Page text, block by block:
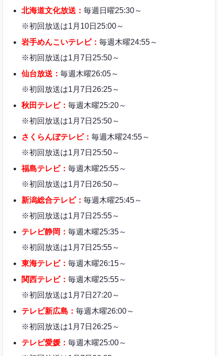
北海道文化放送： 毎週日曜25:30～
※初回放送は1月10日25:00～
岩手めんこいテレビ： 毎週木曜24:55～
※初回放送は1月7日25:50～
仙台放送： 毎週木曜26:05～
※初回放送は1月7日26:25～
秋田テレビ： 毎週木曜25:20～
※初回放送は1月7日25:50～
さくらんぼテレビ： 毎週木曜24:55～
※初回放送は1月7日25:50～
福島テレビ： 毎週木曜25:55～
※初回放送は1月7日26:50～
新潟総合テレビ： 毎週木曜25:45～
※初回放送は1月7日25:55～
テレビ静岡： 毎週木曜25:35～
※初回放送は1月7日25:55～
東海テレビ： 毎週木曜26:15～
関西テレビ： 毎週木曜25:55～
※初回放送は1月7日27:20～
テレビ新広島： 毎週木曜26:00～
※初回放送は1月7日26:25～
テレビ愛媛： 毎週木曜25:00～